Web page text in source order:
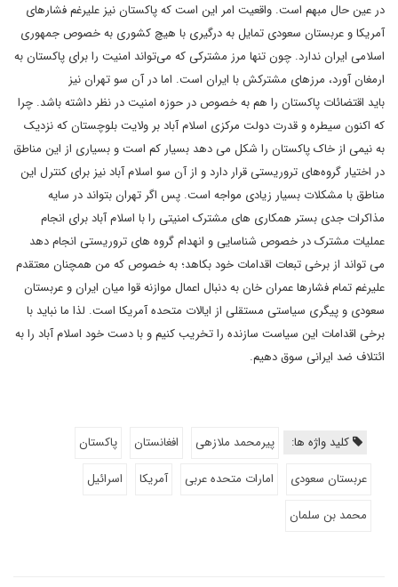
در عین حال مبهم است. واقعیت امر این است که پاکستان نیز علیرغم فشارهای
آمریکا و عربستان سعودی تمایل به درگیری با هیچ کشوری به خصوص جمهوری
اسلامی ایران ندارد. چون تنها مرز مشترکی که می‌تواند امنیت را برای پاکستان به
ارمغان آورد، مرزهای مشترکش با ایران است. اما در آن سو تهران نیز
باید اقتضائات پاکستان را هم به خصوص در حوزه امنیت در نظر داشته باشد. چرا
که اکنون سیطره و قدرت دولت مرکزی اسلام آباد بر ولایت بلوچستان که نزدیک
به نیمی از خاک پاکستان را شکل می دهد بسیار کم است و بسیاری از این مناطق
در اختیار گروه‌های تروریستی قرار دارد و از آن سو اسلام آباد نیز برای کنترل این
مناطق با مشکلات بسیار زیادی مواجه است. پس اگر تهران بتواند در سایه
مذاکرات جدی بستر همکاری های مشترک امنیتی را با اسلام آباد برای انجام
عملیات مشترک در خصوص شناسایی و انهدام گروه های تروریستی انجام دهد
می تواند از برخی تبعات اقدامات خود بکاهد؛ به خصوص که من همچنان معتقدم
علیرغم تمام فشارها عمران خان به دنبال اعمال موازنه قوا میان ایران و عربستان
سعودی و پیگری سیاستی مستقلی از ایالات متحده آمریکا است. لذا ما نباید با
برخی اقدامات این سیاست سازنده را تخریب کنیم و با دست خود اسلام آباد را به
ائتلاف ضد ایرانی سوق دهیم.
کلید واژه ها: پیرمحمد ملازهی افغانستان
پاکستان
عربستان سعودی
امارات متحده عربی آمریکا
اسرائیل
محمد بن سلمان